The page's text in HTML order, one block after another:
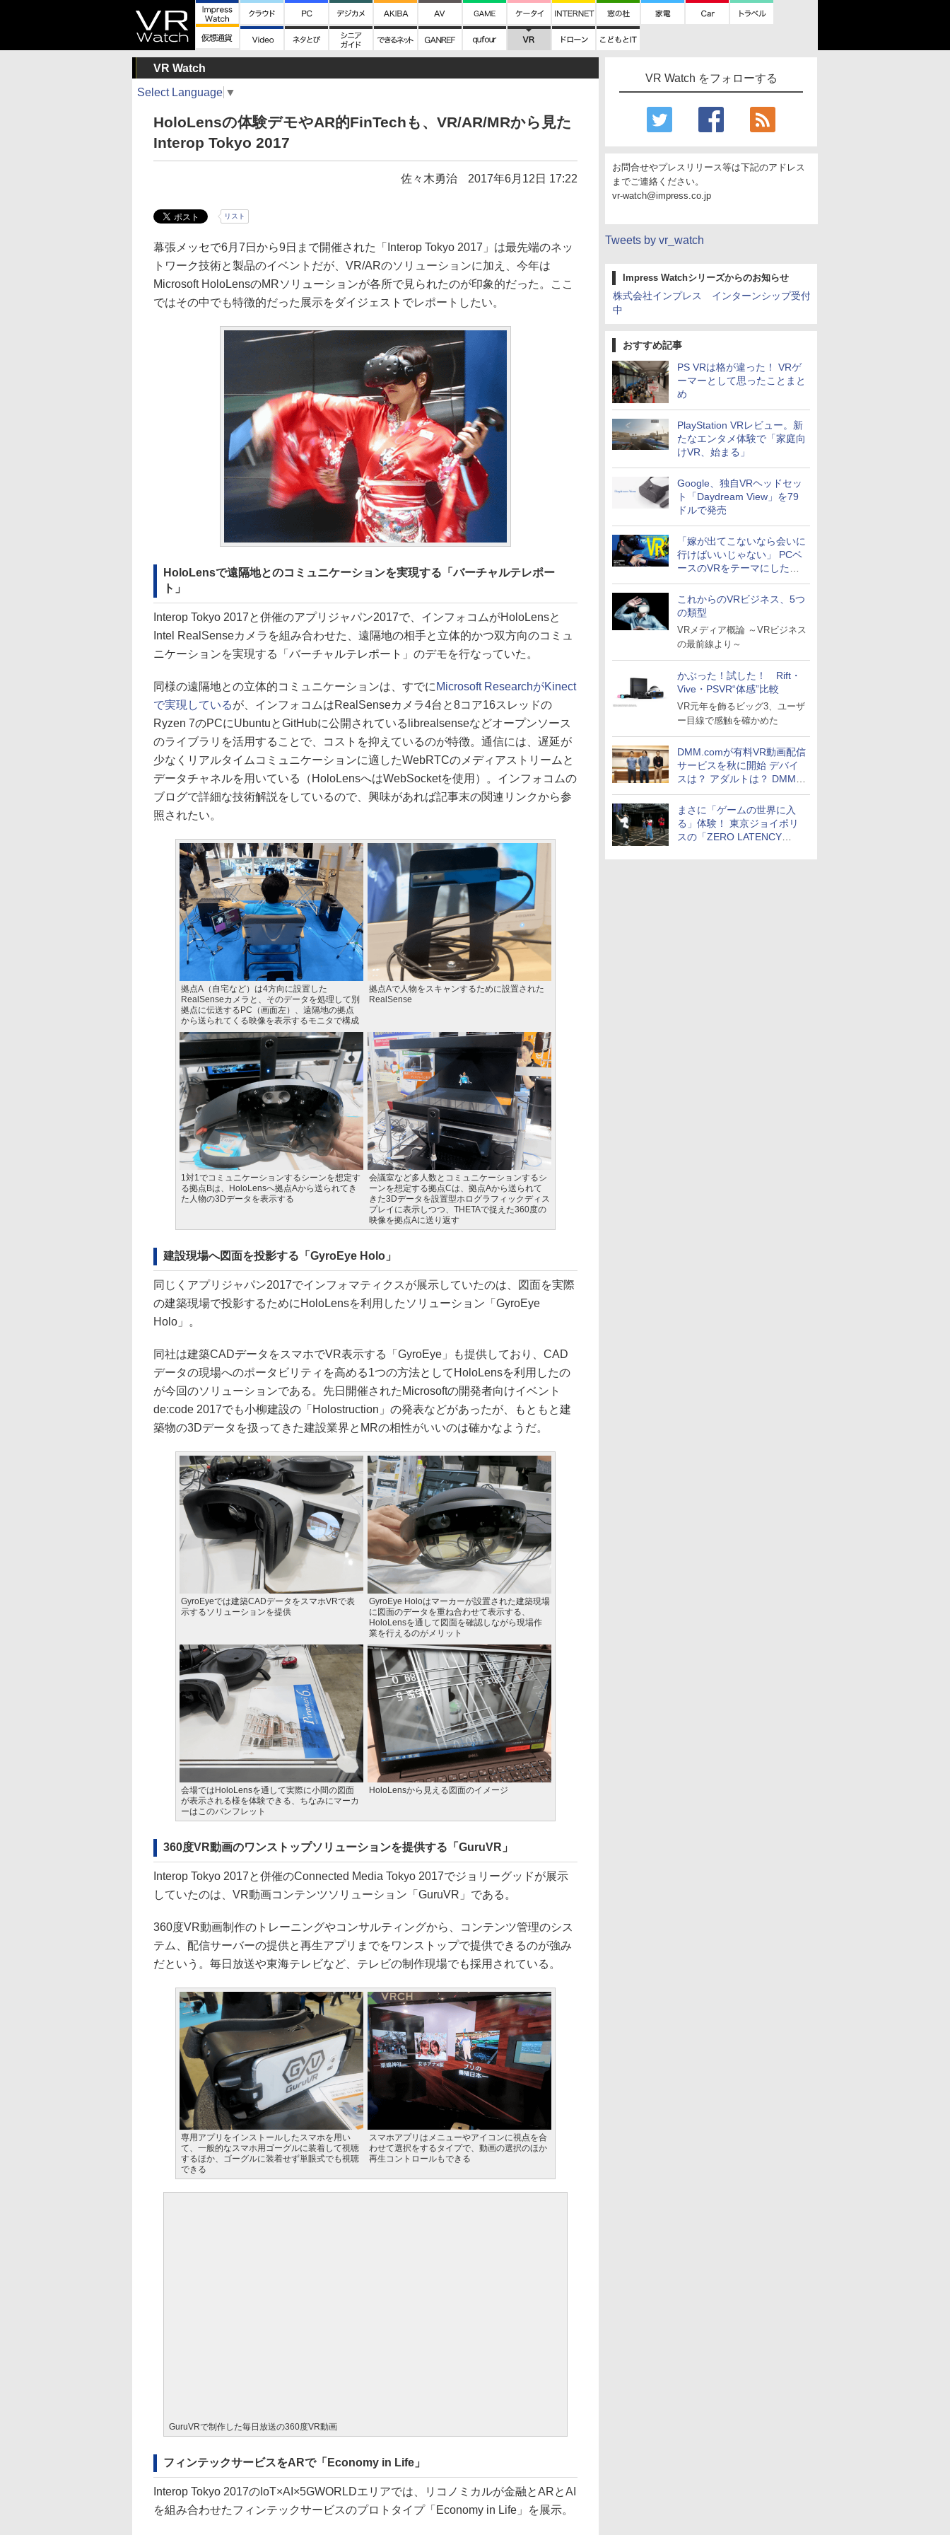
VR Watch をフォローする
お問合せやプレスリリース等は下記のアドレス
までご連絡ください。
vr-watch@impress.co.jp
Tweets by vr_watch
Impress Watchシリーズからのお知らせ
株式会社インプレス インターンシップ受付
中
おすすめ記事
PS VRは格が違った！ VRゲ
ーマーとして思ったことまと
め
PlayStation VRレビュー。新
たなエンタメ体験で「家庭向
けVR、始まる」
Google、独自VRヘッドセッ
ト「Daydream View」を79
ドルで発売
「嫁が出てこないなら会いに
行けばいいじゃない」 PCベ
ースのVRをテーマにしたム
ックが発売
これからのVRビジネス、5つ
の類型
VRメディア概論 ～VRビジネス
の最前線より～
かぶった！試した！ Rift・
Vive・PSVR“体感”比較
VR元年を飾るビッグ3、ユーザ
ー目線で感触を確かめた
DMM.comが有料VR動画配信
サービスを秋に開始 デバイ
スは？ アダルトは？ DMMに
聞く
まさに「ゲームの世界に入
る」体験！ 東京ジョイポリ
スの「ZERO LATENCY
VR Watch
Select Language ▼
HoloLensの体験デモやAR的FinTechも、VR/AR/MRから見た
Interop Tokyo 2017
佐々木勇治 2017年6月12日 17:22
リスト
幕張メッセで6月7日から9日まで開催された「Interop Tokyo 2017」は最先端のネッ
トワーク技術と製品のイベントだが、VR/ARのソリューションに加え、今年は
Microsoft HoloLensのMRソリューションが各所で見られたのが印象的だった。ここ
ではその中でも特徴的だった展示をダイジェストでレポートしたい。
HoloLensで遠隔地とのコミュニケーションを実現する「バーチャルテレポー
ト」
Interop Tokyo 2017と併催のアプリジャパン2017で、インフォコムがHoloLensと
Intel RealSenseカメラを組み合わせた、遠隔地の相手と立体的かつ双方向のコミュ
ニケーションを実現する「バーチャルテレポート」のデモを行なっていた。
同様の遠隔地との立体的コミュニケーションは、すでに Microsoft ResearchがKinect
で実現しているが、インフォコムはRealSenseカメラ4台と8コア16スレッドの
Ryzen 7のPCにUbuntuとGitHubに公開されているlibrealsenseなどオープンソース
のライブラリを活用することで、コストを抑えているのが特徴。通信には、遅延が
少なくリアルタイムコミュニケーションに適したWebRTCのメディアストリームと
データチャネルを用いている（HoloLensへはWebSocketを使用）。インフォコムの
ブログで詳細な技術解説をしているので、興味があれば記事末の関連リンクから参
照されたい。
拠点A（自宅など）は4方向に設置した
RealSenseカメラと、そのデータを処理して別
拠点に伝送するPC（画面左）、遠隔地の拠点
から送られてくる映像を表示するモニタで構成
拠点Aで人物をスキャンするために設置された
RealSense
1対1でコミュニケーションするシーンを想定す
る拠点Bは、HoloLensへ拠点Aから送られてき
た人物の3Dデータを表示する
会議室など多人数とコミュニケーションするシ
ーンを想定する拠点Cは、拠点Aから送られて
きた3Dデータを設置型ホログラフィックディス
プレイに表示しつつ、THETAで捉えた360度の
映像を拠点Aに送り返す
建設現場へ図面を投影する「GyroEye Holo」
同じくアプリジャパン2017でインフォマティクスが展示していたのは、図面を実際
の建築現場で投影するためにHoloLensを利用したソリューション「GyroEye
Holo」。
同社は建築CADデータをスマホでVR表示する「GyroEye」も提供しており、CAD
データの現場へのポータビリティを高める1つの方法としてHoloLensを利用したの
が今回のソリューションである。先日開催されたMicrosoftの開発者向けイベント
de:code 2017でも小柳建設の「Holostruction」の発表などがあったが、もともと建
築物の3Dデータを扱ってきた建設業界とMRの相性がいいのは確かなようだ。
GyroEyeでは建築CADデータをスマホVRで表
示するソリューションを提供
GyroEye Holoはマーカーが設置された建築現場
に図面のデータを重ね合わせて表示する、
HoloLensを通して図面を確認しながら現場作
業を行えるのがメリット
会場ではHoloLensを通して実際に小間の図面
が表示される様を体験できる、ちなみにマーカ
ーはこのパンフレット
HoloLensから見える図面のイメージ
360度VR動画のワンストップソリューションを提供する「GuruVR」
Interop Tokyo 2017と併催のConnected Media Tokyo 2017でジョリーグッドが展示
していたのは、VR動画コンテンツソリューション「GuruVR」である。
360度VR動画制作のトレーニングやコンサルティングから、コンテンツ管理のシス
テム、配信サーバーの提供と再生アプリまでをワンストップで提供できるのが強み
だという。毎日放送や東海テレビなど、テレビの制作現場でも採用されている。
専用アプリをインストールしたスマホを用い
て、一般的なスマホ用ゴーグルに装着して視聴
するほか、ゴーグルに装着せず単眼式でも視聴
できる
スマホアプリはメニューやアイコンに視点を合
わせて選択をするタイプで、動画の選択のほか
再生コントロールもできる
GuruVRで制作した毎日放送の360度VR動画
フィンテックサービスをARで「Economy in Life」
Interop Tokyo 2017のIoT×AI×5GWORLDエリアでは、リコノミカルが金融とARとAI
を組み合わせたフィンテックサービスのプロトタイプ「Economy in Life」を展示。